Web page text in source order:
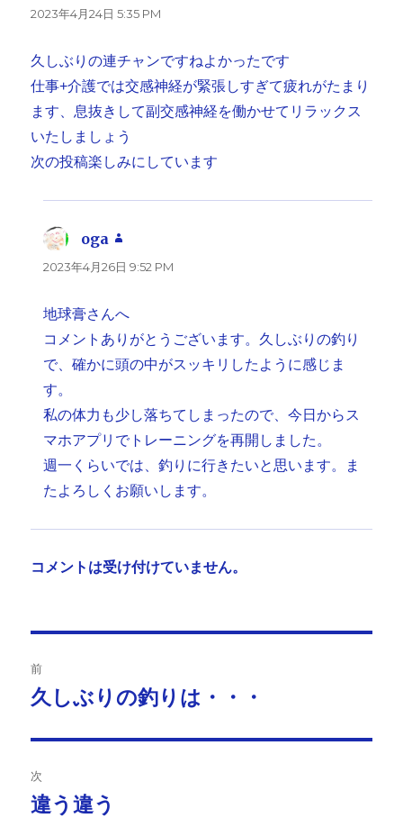
り:
2023年4月24日 5:35 PM
久しぶりの連チャンですねよかったです
仕事+介護では交感神経が緊張しすぎて疲れがたまり
ます、息抜きして副交感神経を働かせてリラックス
いたしましょう
次の投稿楽しみにしています
oga
り:
2023年4月26日 9:52 PM
地球膏さんへ
コメントありがとうございます。久しぶりの釣り
で、確かに頭の中がスッキリしたように感じま
す。
私の体力も少し落ちてしまったので、今日からス
マホアプリでトレーニングを再開しました。
週一くらいでは、釣りに行きたいと思います。ま
たよろしくお願いします。
コメントは受け付けていません。
稿
ビ
ゲ
前
前
投
稿:
久しぶりの釣りは・・・
次
次
違う違う